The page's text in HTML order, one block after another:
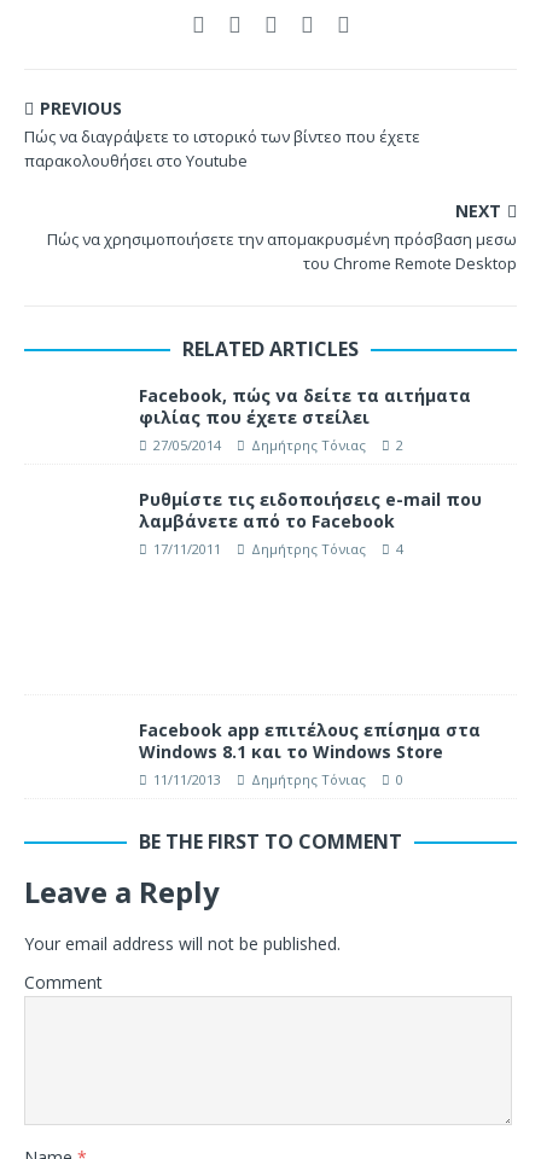
PREVIOUS
Πώς να διαγράψετε το ιστορικό των βίντεο που έχετε
παρακολουθήσει στο Youtube
NEXT
Πώς να χρησιμοποιήσετε την απομακρυσμένη πρόσβαση μεσω
του Chrome Remote Desktop
RELATED ARTICLES
Facebook, πώς να δείτε τα αιτήματα
φιλίας που έχετε στείλει
27/05/2014 Δημήτρης Τόνιας 2
Ρυθμίστε τις ειδοποιήσεις e-mail που
λαμβάνετε από το Facebook
17/11/2011 Δημήτρης Τόνιας 4
Facebook app επιτέλους επίσημα στα
Windows 8.1 και το Windows Store
11/11/2013 Δημήτρης Τόνιας 0
BE THE FIRST TO COMMENT
Leave a Reply
Your email address will not be published.
Comment